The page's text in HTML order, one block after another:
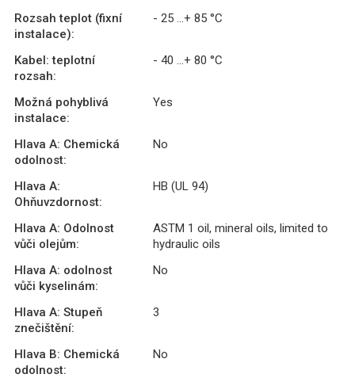
Rozsah teplot (fixní
instalace):
- 25 ...+ 85 °C
Kabel: teplotní
rozsah:
- 40 ...+ 80 °C
Možná pohyblivá
instalace:
Yes
Hlava A: Chemická
odolnost:
No
Hlava A:
Ohňuvzdornost:
HB (UL 94)
Hlava A: Odolnost
vůči olejům:
ASTM 1 oil, mineral oils, limited to
hydraulic oils
Hlava A: odolnost
vůči kyselinám:
No
Hlava A: Stupeň
znečištění:
3
Hlava B: Chemická
odolnost:
No